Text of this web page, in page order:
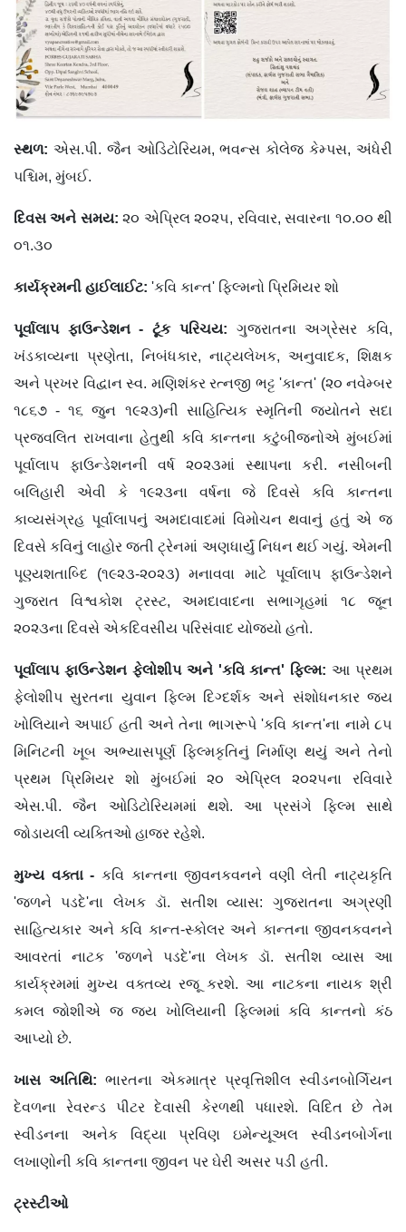
સ્થળ: એસ.પી. જૈન ઓડિટોરિયમ, ભવન્સ કોલેજ કેમ્પસ, અંધેરી
પશ્ચિમ, મુંબઈ.
દિવસ અને સમય: ૨૦ એપ્રિલ ૨૦૨૫, રવિવાર, સવારના ૧૦.૦૦ થી
૦૧.૩૦
કાર્યક્રમની હાઈલાઈટ: 'કવિ કાન્ત' ફિલ્મનો પ્રિમિયર શો
પૂર્વાલાપ ફાઉન્ડેશન - ટૂંક પરિચય: ગુજરાતના અગ્રેસર કવિ,
ખંડકાવ્યના પ્રણેતા, નિબંધકાર, નાટ્યલેખક, અનુવાદક, શિક્ષક
અને પ્રખર વિદ્વાન સ્વ. મણિશંકર રત્નજી ભટ્ટ 'કાન્ત' (૨૦ નવેમ્બર
૧૮૬૭ - ૧૬ જુન ૧૯૨૩)ની સાહિત્યિક સ્મૃતિની જ્યોતને સદા
પ્રજવલિત રાખવાના હેતુથી કવિ કાન્તના કટુંબીજનોએ મુંબઈમાં
પૂર્વાલાપ ફાઉન્ડેશનની વર્ષ ૨૦૨૩માં સ્થાપના કરી. નસીબની
બલિહારી એવી કે ૧૯૨૩ના વર્ષના જે દિવસે કવિ કાન્તના
કાવ્યસંગ્રહ પૂર્વાલાપનું અમદાવાદમાં વિમોચન થવાનું હતું એ જ
દિવસે કવિનું લાહોર જતી ટ્રેનમાં અણધાર્યું નિધન થઈ ગયું. એમની
પૂણ્યશતાબ્દિ (૧૯૨૩-૨૦૨૩) મનાવવા માટે પૂર્વાલાપ ફાઉન્ડેશને
ગુજરાત વિશ્વકોશ ટ્રસ્ટ, અમદાવાદના સભાગૃહમાં ૧૮ જૂન
૨૦૨૩ના દિવસે એકદિવસીય પરિસંવાદ યોજ્યો હતો.
પૂર્વાલાપ ફાઉન્ડેશન ફેલોશીપ અને 'કવિ કાન્ત' ફિલ્મ: આ પ્રથમ
ફેલોશીપ સુરતના યુવાન ફિલ્મ દિગ્દર્શક અને સંશોધનકાર જય
ખોલિયાને અપાઈ હતી અને તેના ભાગરૂપે 'કવિ કાન્ત'ના નામે ૮૫
મિનિટની ખૂબ અભ્યાસપૂર્ણ ફિલ્મકૃતિનું નિર્માણ થયું અને તેનો
પ્રથમ પ્રિમિયર શો મુંબઈમાં ૨૦ એપ્રિલ ૨૦૨૫ના રવિવારે
એસ.પી. જૈન ઓડિટોરિયમમાં થશે. આ પ્રસંગે ફિલ્મ સાથે
જોડાયલી વ્યક્તિઓ હાજર રહેશે.
મુખ્ય વક્તા - કવિ કાન્તના જીવનકવનને વણી લેતી નાટ્યકૃતિ
'જળને પડદે'ના લેખક ડૉ. સતીશ વ્યાસ: ગુજરાતના અગ્રણી
સાહિત્યકાર અને કવિ કાન્ત-સ્કોલર અને કાન્તના જીવનકવનને
આવરતાં નાટક 'જળને પડદે'ના લેખક ડૉ. સતીશ વ્યાસ આ
કાર્યક્રમમાં મુખ્ય વક્તવ્ય રજૂ કરશે. આ નાટકના નાયક શ્રી
કમલ જોશીએ જ જય ખોલિયાની ફિલ્મમાં કવિ કાન્તનો કંઠ
આપ્યો છે.
ખાસ અતિથિ: ભારતના એકમાત્ર પ્રવૃત્તિશીલ સ્વીડનબોર્ગિયન
દેવળના રેવરન્ડ પીટર દેવાસી કેરળથી પધારશે. વિદિત છે તેમ
સ્વીડનના અનેક વિદ્યા પ્રવિણ ઇમેન્યૂઅલ સ્વીડનબોર્ગના
લખાણોની કવિ કાન્તના જીવન પર ઘેરી અસર પડી હતી.
ટ્રસ્ટીઓ